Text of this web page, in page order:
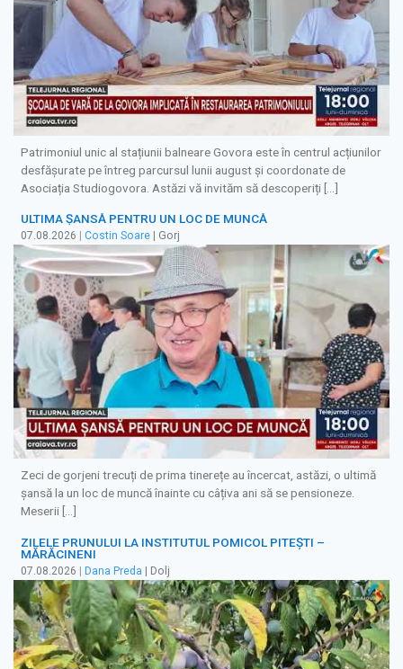
Patrimoniul unic al stațiunii balneare Govora este în centrul acțiunilor
desfășurate pe întreg parcursul lunii august și coordonate de
Asociația Studiogovora. Astăzi vă invităm să descoperiți […]
ULTIMA ȘANSĂ PENTRU UN LOC DE MUNCĂ
07.08.2026 Costin Soare | Gorj
Zeci de gorjeni trecuți de prima tinerețe au încercat, astăzi, o ultimă
șansă la un loc de muncă înainte cu câțiva ani să se pensioneze.
Meserii […]
ZILELE PRUNULUI LA INSTITUTUL POMICOL PITEȘTI –
MĂRĂCINENI
07.08.2026 | Dana Preda | Dolj